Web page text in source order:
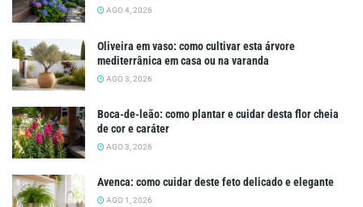
AGO 4, 2026
Oliveira em vaso: como cultivar esta árvore
mediterrânica em casa ou na varanda
AGO 3, 2026
Boca-de-leão: como plantar e cuidar desta flor cheia
de cor e caráter
AGO 3, 2026
Avenca: como cuidar deste feto delicado e elegante
AGO 1, 2026